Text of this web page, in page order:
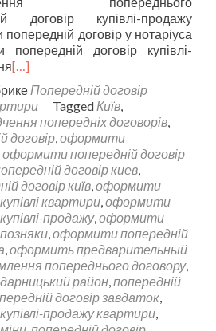
договір купівлі-продажу
договір у нотаріуса
попередній договір купівлі-
[…]
Попередній договір
Tagged Київ
попередніх договорів
договір оформити
оформити попередній договір
договір киев
договір київ оформити
квартири оформити
продажу, оформити
оформити попередній
оформить предварительный
попереднього договору,
район попередній
договір завдаток
продажу квартири